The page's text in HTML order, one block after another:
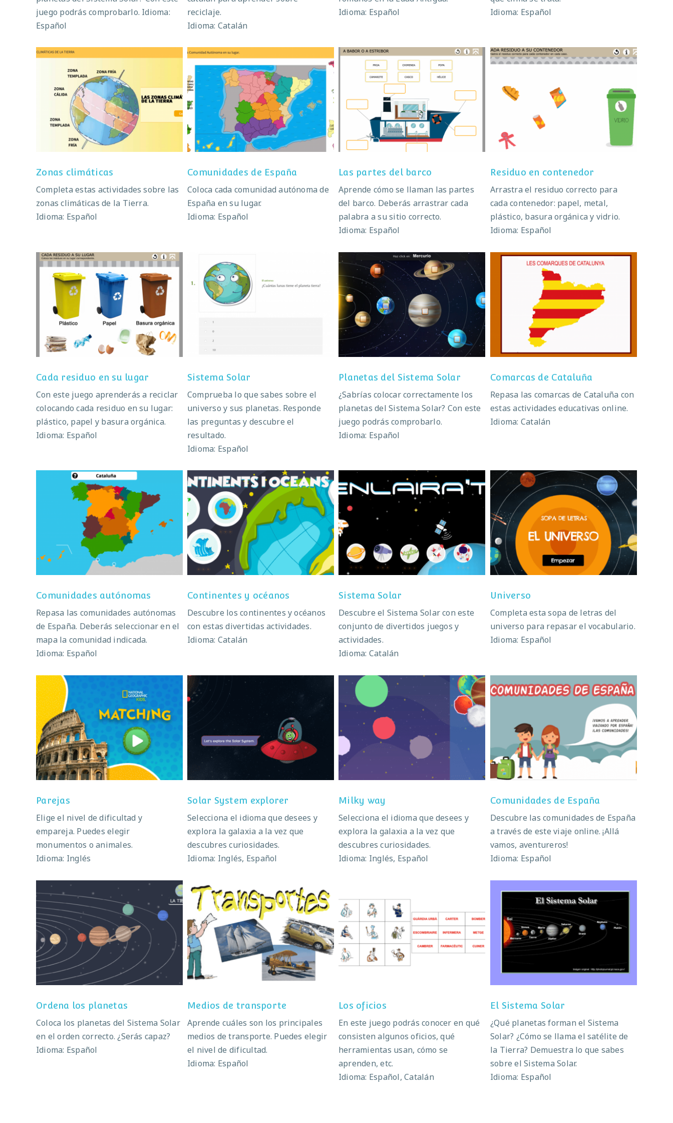
juego podrás comprobarlo. Idioma:
Español
reciclaje.
Idioma: Catalán
Idioma: Español
Idioma: Español
Zonas climáticas
Zonas climáticas
Completa estas actividades sobre las
zonas climáticas de la Tierra.
Idioma: Español
Comunidades de España
Comunidades de España
Coloca cada comunidad autónoma de
España en su lugar.
Idioma: Español
Las partes del barco
Las partes del barco
Aprende cómo se llaman las partes
del barco. Deberás arrastrar cada
palabra a su sitio correcto.
Idioma: Español
Residuo en contenedor
Residuo en contenedor
Arrastra el residuo correcto para
cada contenedor: papel, metal,
plástico, basura orgánica y vidrio.
Idioma: Español
Cada residuo en su lugar
Cada residuo en su lugar
Con este juego aprenderás a reciclar
colocando cada residuo en su lugar:
plástico, papel y basura orgánica.
Idioma: Español
Sistema Solar
Sistema Solar
Comprueba lo que sabes sobre el
universo y sus planetas. Responde
las preguntas y descubre el
resultado.
Idioma: Español
Planetas del Sistema Solar
Planetas del Sistema Solar
¿Sabrías colocar correctamente los
planetas del Sistema Solar? Con este
juego podrás comprobarlo.
Idioma: Español
Comarcas de Cataluña
Comarcas de Cataluña
Repasa las comarcas de Cataluña con
estas actividades educativas online.
Idioma: Catalán
Comunidades autónomas
Comunidades autónomas
Repasa las comunidades autónomas
de España. Deberás seleccionar en el
mapa la comunidad indicada.
Idioma: Español
Continentes y océanos
Continentes y océanos
Descubre los continentes y océanos
con estas divertidas actividades.
Idioma: Catalán
Sistema Solar
Sistema Solar
Descubre el Sistema Solar con este
conjunto de divertidos juegos y
actividades.
Idioma: Catalán
Universo
Completa esta sopa de letras del
universo para repasar el vocabulario.
Idioma: Español
Parejas
Elige el nivel de dificultad y
empareja. Puedes elegir
monumentos o animales.
Idioma: Inglés
Solar System explorer
Solar System explorer
Selecciona el idioma que desees y
explora la galaxia a la vez que
descubres curiosidades.
Idioma: Inglés, Español
Milky way
Milky way
Selecciona el idioma que desees y
explora la galaxia a la vez que
descubres curiosidades.
Idioma: Inglés, Español
Comunidades de España
Comunidades de España
Descubre las comunidades de España
a través de este viaje online. ¡Allá
vamos, aventureros!
Idioma: Español
Ordena los planetas
Ordena los planetas
Coloca los planetas del Sistema Solar
en el orden correcto. ¿Serás capaz?
Idioma: Español
Medios de transporte
Medios de transporte
Aprende cuáles son los principales
medios de transporte. Puedes elegir
el nivel de dificultad.
Idioma: Español
Los oficios
Los oficios
En este juego podrás conocer en qué
consisten algunos oficios, qué
herramientas usan, cómo se
aprenden, etc.
Idioma: Español, Catalán
El Sistema Solar
El Sistema Solar
¿Qué planetas forman el Sistema
Solar? ¿Cómo se llama el satélite de
la Tierra? Demuestra lo que sabes
sobre el Sistema Solar.
Idioma: Español